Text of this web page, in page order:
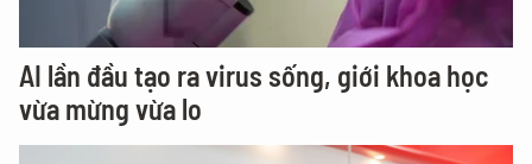
AI lần đầu tạo ra virus sống, giới khoa học
vừa mừng vừa lo